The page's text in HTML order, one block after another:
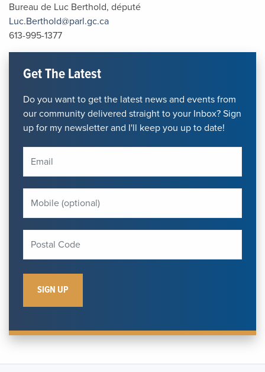
Bureau de Luc Berthold, député
Luc.Berthold@parl.gc.ca
613-995-1377
Get The Latest
Do you want to get the latest news and events from
our community delivered straight to your Inbox? Sign
up for my newsletter and I'll keep you up to date!